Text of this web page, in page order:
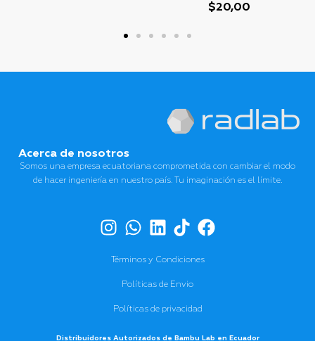
$20,00
Acerca de nosotros
Somos una empresa ecuatoriana comprometida con cambiar el modo
de hacer ingeniería en nuestro país. Tu imaginación es el límite.
Términos y Condiciones
Políticas de Envio
Políticas de privacidad
Distribuidores Autorizados de Bambu Lab en Ecuador